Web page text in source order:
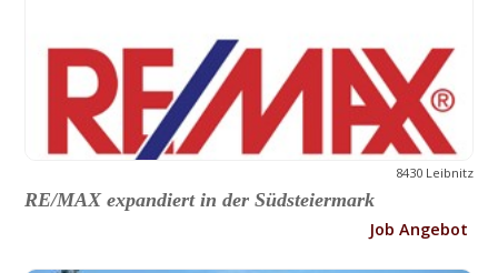
8430 Leibnitz
RE/MAX expandiert in der Südsteiermark
Job Angebot